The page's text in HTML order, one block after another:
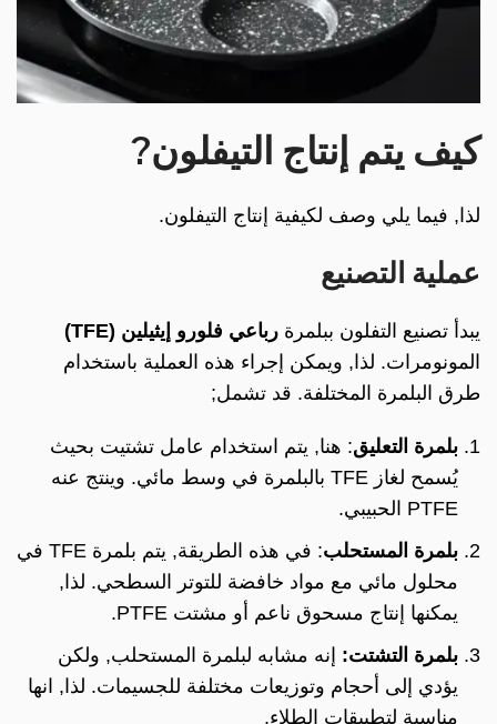
كيف يتم إنتاج التيفلون?
لذا, فيما يلي وصف لكيفية إنتاج التيفلون.
عملية التصنيع
يبدأ تصنيع التفلون ببلمرة رباعي فلورو إيثيلين (TFE)
المونومرات. لذا, ويمكن إجراء هذه العملية باستخدام
طرق البلمرة المختلفة. قد تشمل;
بلمرة التعليق: هنا, يتم استخدام عامل تشتيت بحيث
يُسمح لغاز TFE بالبلمرة في وسط مائي. وينتج عنه
PTFE الحبيبي.
بلمرة المستحلب
: في هذه الطريقة, يتم بلمرة TFE في
محلول مائي مع مواد خافضة للتوتر السطحي. لذا,
يمكنها إنتاج مسحوق ناعم أو مشتت PTFE.
بلمرة التشتت: إنه مشابه لبلمرة المستحلب, ولكن
يؤدي إلى أحجام وتوزيعات مختلفة للجسيمات. لذا, انها
مناسبة لتطبيقات الطلاء.